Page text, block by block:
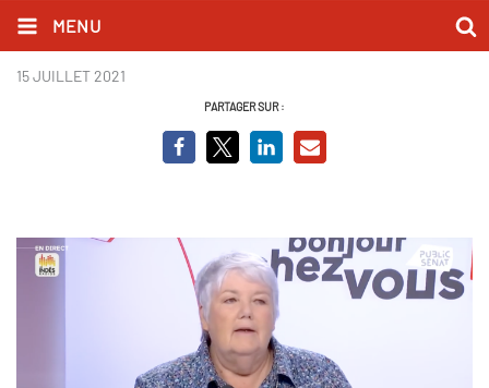
MENU
Jacqueline Gourault_BCV.png
15 JUILLET 2021
PARTAGER SUR :